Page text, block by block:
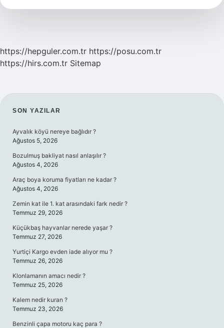
Zaman
https://hepguler.com.tr https://posu.com.tr
https://hirs.com.tr Sitemap
SIDEBAR
SON YAZILAR
Ayvalık köyü nereye bağlıdır ?
Ağustos 5, 2026
Bozulmuş bakliyat nasıl anlaşılır ?
Ağustos 4, 2026
Araç boya koruma fiyatları ne kadar ?
Ağustos 4, 2026
Zemin kat ile 1. kat arasındaki fark nedir ?
Temmuz 29, 2026
Küçükbaş hayvanlar nerede yaşar ?
Temmuz 27, 2026
Yurtiçi Kargo evden iade alıyor mu ?
Temmuz 26, 2026
Klonlamanın amacı nedir ?
Temmuz 25, 2026
Kalem nedir kuran ?
Temmuz 23, 2026
Benzinli çapa motoru kaç para ?